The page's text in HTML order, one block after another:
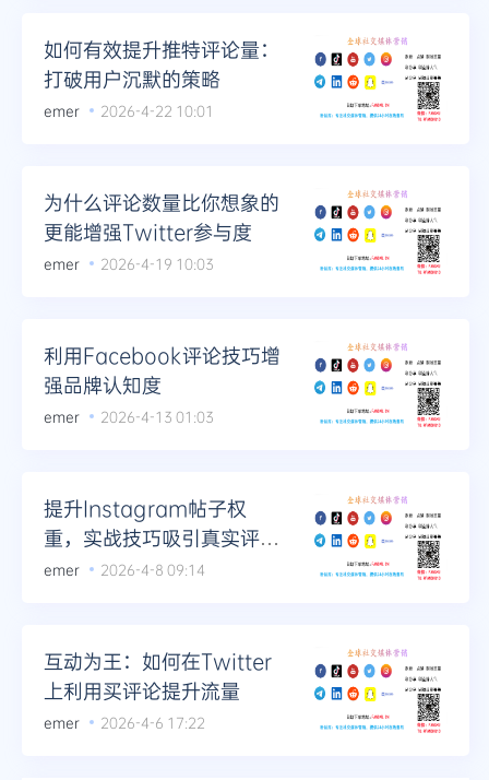
如何有效提升推特评论量：
打破用户沉默的策略
emer 2026-4-22 10:01
为什么评论数量比你想象的
更能增强Twitter参与度
emer 2026-4-19 10:03
利用Facebook评论技巧增
强品牌认知度
emer 2026-4-13 01:03
提升Instagram帖子权
重，实战技巧吸引真实评论
流量
emer 2026-4-8 09:14
互动为王：如何在Twitter
上利用买评论提升流量
emer 2026-4-6 17:22